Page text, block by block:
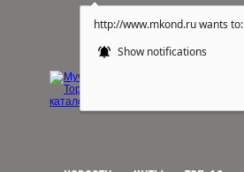
http://www.mkond.ru wants to:
Show notifications